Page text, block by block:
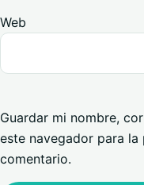
Web
Guardar mi nombre,
este navegador para
comentario.